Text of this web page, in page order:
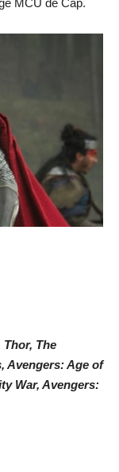
MCU de Cap.
Thor, The
Avengers: Age of
War, Avengers: